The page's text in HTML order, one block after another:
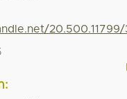
20.500.11799/